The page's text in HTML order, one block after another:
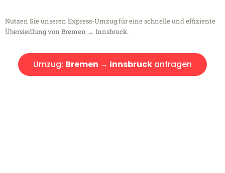
Nutzen Sie unseren Express-Umzug für eine schnelle und effiziente
Übersiedlung von Bremen → Innsbruck.
Umzug: Bremen → Innsbruck anfragen